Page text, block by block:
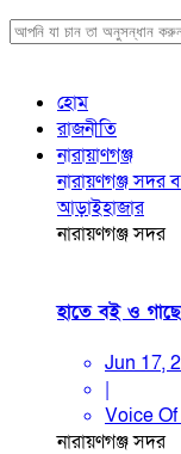
হোম
রাজনীতি
নারায়াণগঞ্জ
নারায়ণগঞ্জ সদর
আড়াইহাজার
নারায়ণগঞ্জ সদর
হাতে বই ও
Jun 17,
|
Voice
নারায়ণগঞ্জ সদর